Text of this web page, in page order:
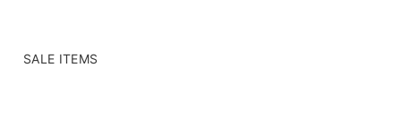
SALE ITEMS